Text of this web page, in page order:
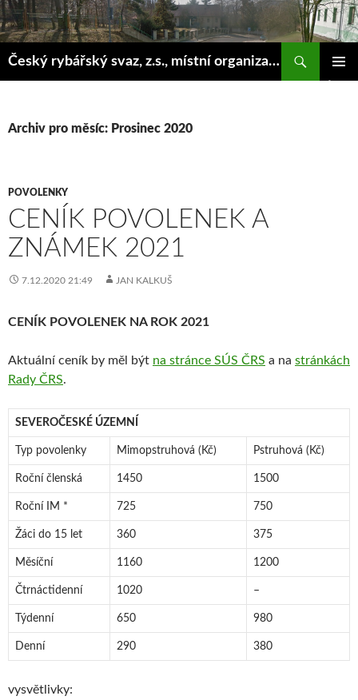
Český rybářský svaz, z.s., místní organizace Klášterec nad Ohří
Hledat
WEBU
Archiv pro měsíc: Prosinec 2020
POVOLENKY
CENÍK POVOLENEK A
ZNÁMEK 2021
7.12.2020 21:49 JAN KALKUŠ
CENÍK POVOLENEK NA ROK 2021
Aktuální ceník by měl být na stránce SÚS ČRS a na stránkách
Rady ČRS.
SEVEROČESKÉ ÚZEMNÍ
Typ povolenky Mimopstruhová (Kč) Pstruhová (Kč)
Roční členská 1450 1500
Roční IM * 725 750
Žáci do 15 let 360 375
Měsíční 1160 1200
Čtrnáctidenní 1020 –
Týdenní 650 980
Denní 290 380
vysvětlivky: